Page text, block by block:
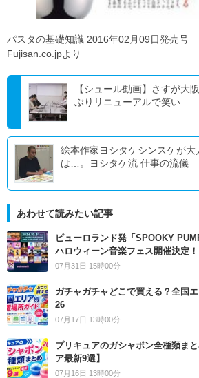
パスタの基礎知識 2016年02月09日発売号
Fujisan.co.jpより
【シュール動画】さすが大
ぶりリニューアルで笑い...
絵本作家ヨシタケシンスケが大
は…。ヨシタケ流 仕事の流儀
あわせて読みたい記事
ピューロランド発「SPOOKY
ハロウィーン音楽フェス開催決定！
07月31日 15時00分
ガチャガチャどこで買える？全国
26
07月17日 13時00分
プリキュアのガシャポン全種類ま
ア最新9選】
07月16日 13時00分